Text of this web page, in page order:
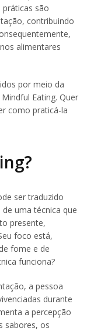
práticas são
contribuindo
alimentares
por meio da
Eating. Quer
como praticá-la
ser traduzido
uma técnica que
presente,
foco está,
fome e de
funciona?
a pessoa
durante
a percepção
sabores, os